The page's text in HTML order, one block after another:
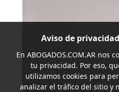
Aviso de
En ABOGADOS.COM.ARnos
tu privacidad. Por eso,
utilizamos cookies para
analizar el tráfico del sitio y